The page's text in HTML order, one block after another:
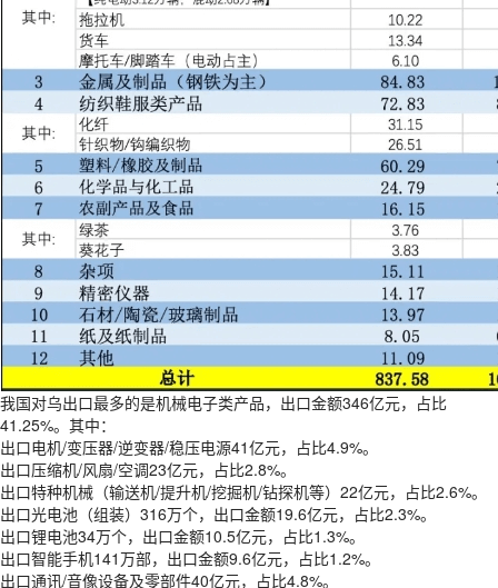
我国对乌出口最多的是机械电子类产品，出口金额346亿元，占比
41.25%。其中：
出口电机/变压器/逆变器/稳压电源41亿元，占比4.9%。
出口压缩机/风扇/空调23亿元，占比2.8%。
出口特种机械（输送机/提升机/挖掘机/钻探机等）22亿元，占比2.6%。
出口光电池（组装）316万个，出口金额19.6亿元，占比2.3%。
出口锂电池34万个，出口金额10.5亿元，占比1.3%。
出口智能手机141万部，出口金额9.6亿元，占比1.2%。
出口通讯/音像设备及零部件40亿元，占比4.8%。